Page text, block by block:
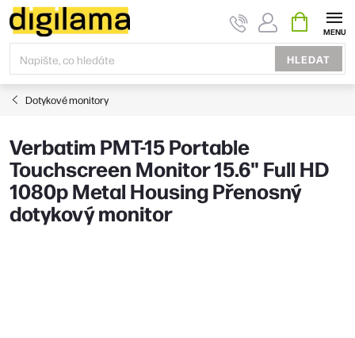
Přejít
na
obsah
HLEDAT
KOŠÍK
Dotykové monitory
Verbatim PMT-15 Portable
Touchscreen Monitor 15.6" Full HD
1080p Metal Housing Přenosný
dotykový monitor